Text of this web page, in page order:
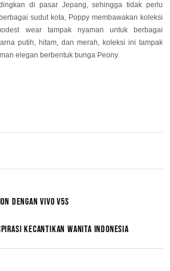
di pasar Jepang, sehingga tidak perlu
sudut kota, Poppy membawakan koleksi
wear tampak nyaman untuk berbagai
putih, hitam, dan merah, koleksi ini tampak
elegan berbentuk bunga Peony.
DENGAN VIVO V5S
KECANTIKAN WANITA INDONESIA